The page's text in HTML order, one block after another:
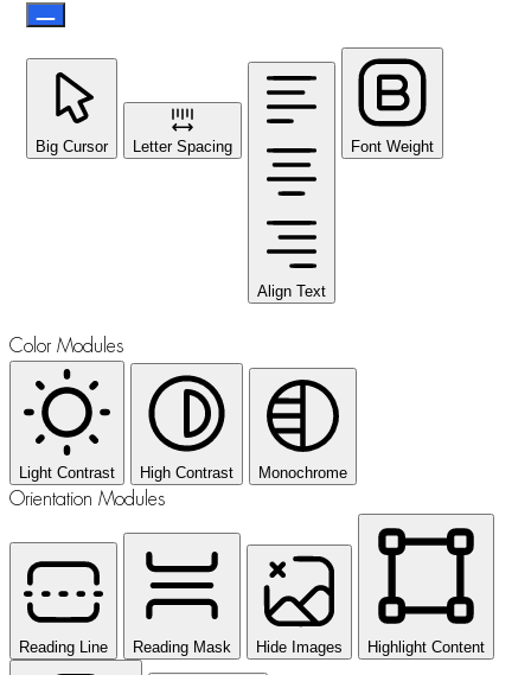
Big Cursor Letter Spacing
Align Text
Font Weight
Color Modules
Light Contrast High Contrast Monochrome
Orientation Modules
Reading Line Reading Mask Hide Images Highlight Content